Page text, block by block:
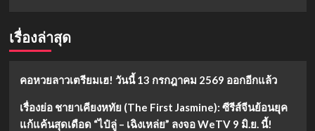
เรื่องล่าสุด
คอหวยลาวเตรียมเฮ! วันนี้ 13 กรกฎาคม 2569 ออกอีกแล้ว
เรื่องย่อ ชายาเคียงหทัย (The First Jasmine): ซีรีส์จีนย้อนยุค
แก้แค้นสุดเดือด “ไป๋ลู่ – เฉิงเหล่ย” ลงจอ WeTV 9 มิ.ย. นี้!